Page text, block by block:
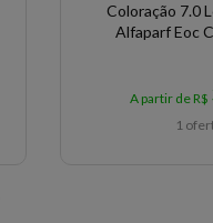
Coloração 7.0
Alfaparf Eoc
A partir de R$
1